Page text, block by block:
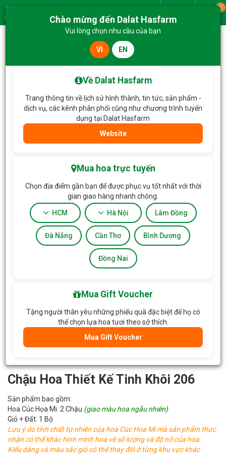
Menu
0
Hoa Chậu thiết kế Chậu Hoa Thiết Kế Tinh Khôi 206
Chậu Hoa Thiết Kế Tinh Khôi 206
Sản phẩm bao gồm:
Hoa Cúc Họa Mi: 2 Chậu (giao màu hoa ngẫu nhiên)
Giỏ + Đất: 1 Bộ
Lưu ý do tính chất tự nhiên của hoa Cúc Họa Mi mà sản phẩm thực
nhận có thể khác hình mình hoa về số lượng và độ nở của hoa.
Kiểu dáng và màu sắc giỏ có thể thay đổi ở từng khu vực khác
Chào mừng đến Dalat Hasfarm
Vui lòng chọn nhu cầu của bạn
VI EN
Về Dalat Hasfarm
Trang thông tin về lịch sử hình thành, tin tức, sản phẩm -
dịch vụ, các kênh phân phối cũng như chương trình tuyển
dụng tại Dalat Hasfarm
Website
Mua hoa trực tuyến
Chọn địa điểm gần bạn để được phục vụ tốt nhất với thời
gian giao hàng nhanh chóng.
HCM Hà Nội Lâm Đồng
Đà Nẵng Cần Thơ Bình Dương
Đồng Nai
Mua Gift Voucher
Tặng người thân yêu những phiếu quà đặc biệt để họ có
thể chọn lựa hoa tươi theo sở thích.
Mua Gift Voucher